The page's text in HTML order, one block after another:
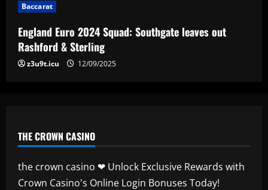
5 12/09/2025
Baccarat
England Euro 2024 Squad: Southgate leaves out
Rashford & Sterling
z3u9t.icu 12/09/2025
THE CROWN CASINO
the crown casino ❤ Unlock Exclusive Rewards with
Crown Casino's Online Login Bonuses Today!